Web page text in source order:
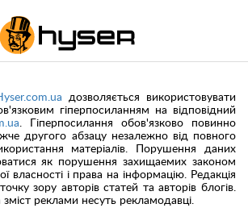
дозволяється використовувати
гіперпосиланням на відповідний
. Гіперпосилання обов'язково повинно
другого абзацу незалежно від повного
матеріалів. Порушення даних
як порушення захищаемих законом
власності і права на інформацію. Редакція
зору авторів статей та авторів блогів.
зміст реклами несуть рекламодавці.